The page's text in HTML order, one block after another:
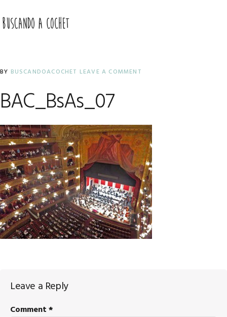
to
primary
to
main
to
primary
BY BUSCANDOACOCHET LEAVE A COMMENT
BAC_BsAs_07
Reader
Interactions
Leave a Reply
Comment*